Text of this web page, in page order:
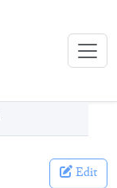
Edit